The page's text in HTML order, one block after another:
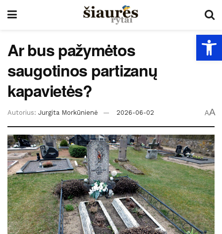
Ar bus pažymėtos
saugotinos partizanų
kapavietės?
Autorius: Jurgita Morkūnienė 2026-06-02 AA